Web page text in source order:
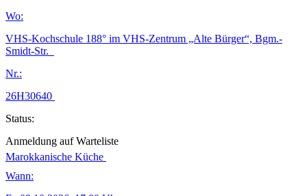
Wo:
VHS-Kochschule 188° im VHS-Zentrum „Alte Bürger“, Bgm.-
Smidt-Str.
Nr.:
26H30640
Status:
Anmeldung auf Warteliste
Marokkanische Küche
Wann: